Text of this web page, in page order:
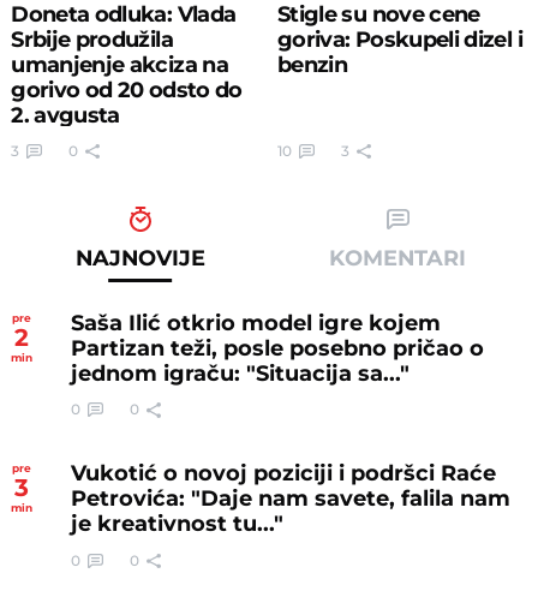
Doneta odluka: Vlada
Srbije produžila
umanjenje akciza na
gorivo od 20 odsto do
2. avgusta
3 0
Stigle su nove cene
goriva: Poskupeli dizel i
benzin
10 3
NAJNOVIJE KOMENTARI
pre
2
min
Saša Ilić otkrio model igre kojem
Partizan teži, posle posebno pričao o
jednom igraču: "Situacija sa..."
0 0
pre
3
min
Vukotić o novoj poziciji i podršci Raće
Petrovića: "Daje nam savete, falila nam
je kreativnost tu..."
0 0